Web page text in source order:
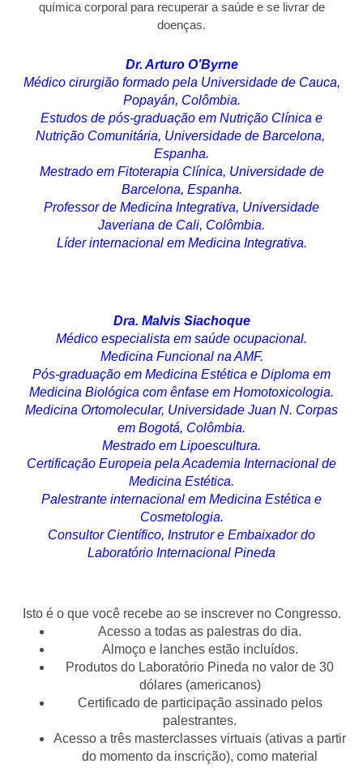
química corporal para recuperar a saúde e se livrar de
doenças.
Dr. Arturo O’Byrne
Médico cirurgião formado pela Universidade de Cauca,
Popayán, Colômbia.
Estudos de pós-graduação em Nutrição Clínica e
Nutrição Comunitária, Universidade de Barcelona, ​​
Espanha.
Mestrado em Fitoterapia Clínica, Universidade de
Barcelona, ​​Espanha.
Professor de Medicina Integrativa, Universidade
Javeriana de Cali, Colômbia.
Líder internacional em Medicina Integrativa.
Dra. Malvis Siachoque
Médico especialista em saúde ocupacional.
Medicina Funcional na AMF.
Pós-graduação em Medicina Estética e Diploma em
Medicina Biológica com ênfase em Homotoxicologia.
Medicina Ortomolecular, Universidade Juan N. Corpas
em Bogotá, Colômbia.
Mestrado em Lipoescultura.
Certificação Europeia pela Academia Internacional de
Medicina Estética.
Palestrante internacional em Medicina Estética e
Cosmetologia.
Consultor Científico, Instrutor e Embaixador do
Laboratório Internacional Pineda
Isto é o que você recebe ao se inscrever no Congresso.
Acesso a todas as palestras do dia.
Almoço e lanches estão incluídos.
Produtos do Laboratório Pineda no valor de 30
dólares (americanos)
Certificado de participação assinado pelos
palestrantes.
Acesso a três masterclasses virtuais (ativas a partir
do momento da inscrição), como material